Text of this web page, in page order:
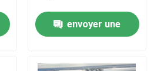
vitesse
envoyer une